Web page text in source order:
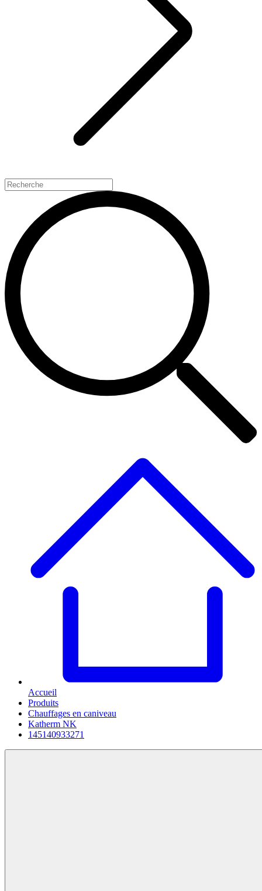
Accueil
Produits
Chauffages en caniveau
Katherm NK
145140933271